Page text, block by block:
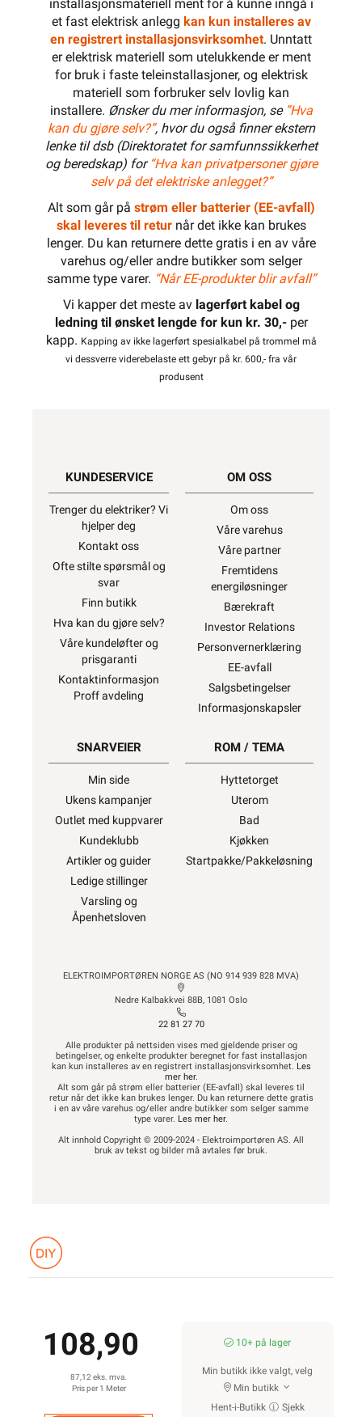
installasjonsmateriell ment for å kunne inngå i
et fast elektrisk anlegg kan kun installeres av
en registrert installasjonsvirksomhet. Unntatt
er elektrisk materiell som utelukkende er ment
for bruk i faste teleinstallasjoner, og elektrisk
materiell som forbruker selv lovlig kan
installere. Ønsker du mer informasjon, se ”Hva
kan du gjøre selv?”, hvor du også finner ekstern
lenke til dsb (Direktoratet for samfunnssikkerhet
og beredskap) for “Hva kan privatpersoner gjøre
selv på det elektriske anlegget?”
Alt som går på strøm eller batterier (EE-avfall)
skal leveres til returnår det ikke kan brukes
lenger. Du kan returnere dette gratis i en av våre
varehus og/eller andre butikker som selger
samme type varer. “Når EE-produkter blir avfall”
Vi kapper det meste av lagerført kabel og
ledning til ønsket lengde for kun kr. 30,-per
kapp. Kapping av ikke lagerført spesialkabel på trommel må
vi dessverre viderebelaste ett gebyr på kr. 600,- fra vår
produsent
KUNDESERVICE
Trenger du elektriker? Vi
hjelper deg
Kontakt oss
Ofte stilte spørsmål og
svar
Finn butikk
Hva kan du gjøre selv?
Våre kundeløfter og
prisgaranti
Kontaktinformasjon
Proff avdeling
OM OSS
Om oss
Våre varehus
Våre partner
Fremtidens
energiløsninger
Bærekraft
Investor Relations
Personvernerklæring
EE-avfall
Salgsbetingelser
Informasjonskapsler
SNARVEIER
Min side
Ukens kampanjer
Outlet med kuppvarer
Kundeklubb
Artikler og guider
Ledige stillinger
Varsling og
Åpenhetsloven
ROM / TEMA
Hyttetorget
Uterom
Bad
Kjøkken
Startpakke/Pakkeløsning
ELEKTROIMPORTØREN NORGE AS (NO 914 939 828 MVA)
Nedre Kalbakkvei 88B, 1081 Oslo
22 81 27 70
Alle produkter på nettsiden vises med gjeldende priser og
betingelser, og enkelte produkter beregnet for fast installasjon
kan kun installeres av en registrert installasjonsvirksomhet. Les
mer her.
Alt som går på strøm eller batterier (EE-avfall) skal leveres til
retur når det ikke kan brukes lenger. Du kan returnere dette gratis
i en av våre varehus og/eller andre butikker som selger samme
type varer. Les mer her.
Alt innhold Copyright © 2009-2024 - Elektroimportøren AS. All
bruk av tekst og bilder må avtales før bruk.
108,90
87,12 eks. mva.
Pris per 1 Meter
10+ på lager
Min butikk ikke valgt, velg
Min butikk
Hent-i-Butikk
Sjekk